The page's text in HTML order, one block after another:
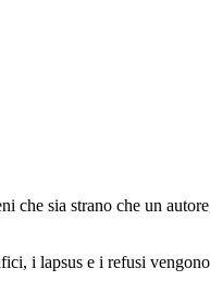
sia strano che un
i lapsus e i refusi